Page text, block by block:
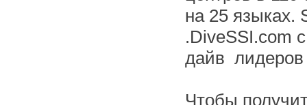
на 25 языках.
.DiveSSI.com
дайв
Чтобы